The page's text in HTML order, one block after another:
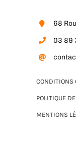
68
03 89
CONDITIONS
POLITIQUE
MENTIONS